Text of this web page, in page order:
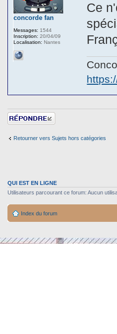
Ce
concorde fan
Messages: 1544
Inscription: 20/04/09
Localisation: Nantes
Répondre
Retourner vers Sujets hors catégories
QUI EST EN LIGNE
Utilisateurs parcourant ce forum: Aucun
Index du forum